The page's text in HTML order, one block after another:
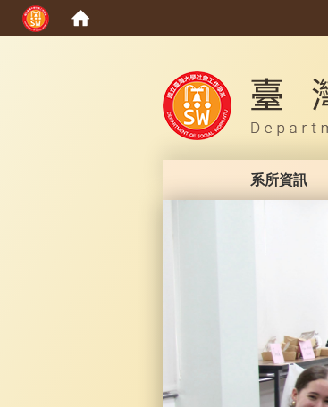
系所資訊